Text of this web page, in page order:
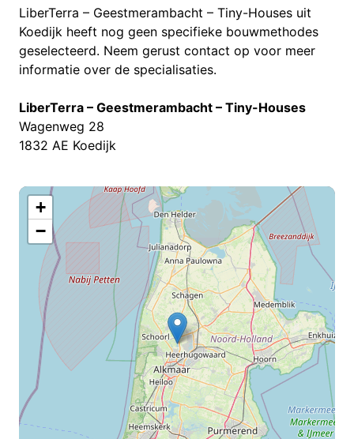
LiberTerra – Geestmerambacht – Tiny-Houses uit
Koedijk heeft nog geen specifieke bouwmethodes
geselecteerd. Neem gerust contact op voor meer
informatie over de specialisaties.
LiberTerra – Geestmerambacht – Tiny-Houses
Wagenweg 28
1832 AE Koedijk
+
−